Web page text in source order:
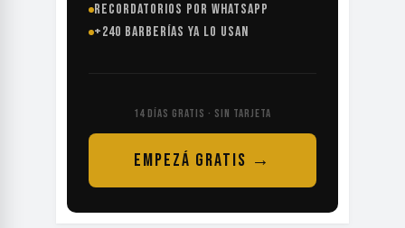
RECORDATORIOS POR WHATSAPP
+240 BARBERÍAS YA LO USAN
14 DÍAS GRATIS · SIN TARJETA
EMPEZÁ GRATIS →